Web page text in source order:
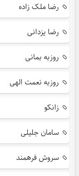
رضا ملک زاده
رضا یزدانی
روزبه بمانی
روزبه نعمت الهی
زانکو
سامان جلیلی
سروش فرهمند